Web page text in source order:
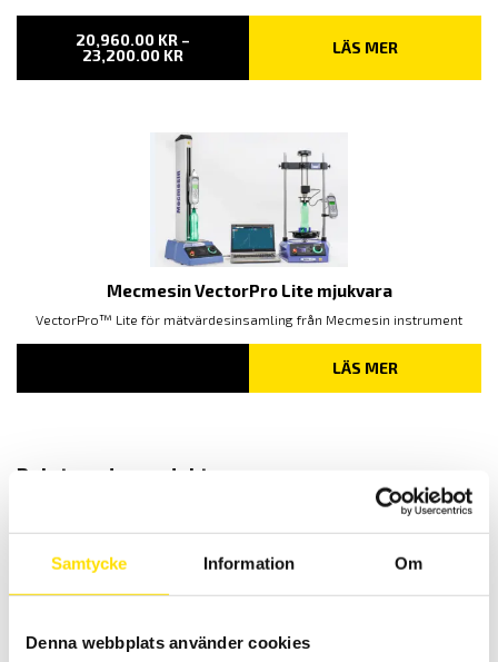
Samtycke Information Om
Denna webbplats använder cookies
20,960.00 KR –
23,200.00 KRPRISINTERVALL:
TILL
LÄS MER
Mecmesin VectorPro Lite mjukvara
VectorPro™ Lite för mätvärdesinsamling från Mecmesin instrument
LÄS MER
Relaterade produkter